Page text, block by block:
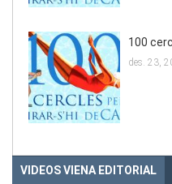
100
des. 23,
VIDEOS VIENA EDITORIAL